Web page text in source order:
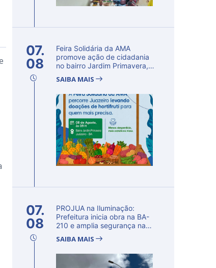
07.
08
Feira Solidária da AMA
promove ação de cidadania
no bairro Jardim Primavera,
SAIBA MAIS
07.
08
PROJUA na Iluminação:
Prefeitura inicia obra na BA-
210 e amplia segurança na
SAIBA MAIS